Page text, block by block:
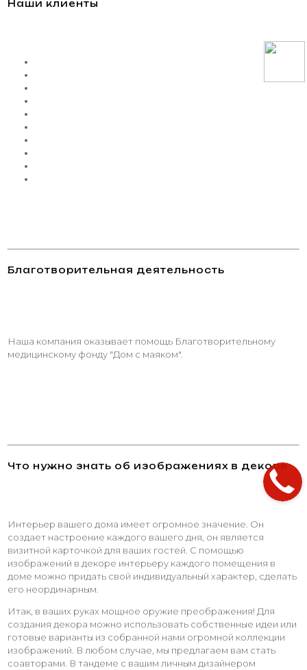
Наши клиенты
Благотворительная деятельность
Наша компания оказывает помощь Благотворительному
медицинскому фонду "Дом с маяком".
Что нужно знать об изображениях в декоре
Интерьер вашего дома имеет огромное значение. Он
создает настроение каждого вашего дня, он является
визитной карточкой для ваших гостей. С помощью
изображений в декоре интерьеру каждого помещения в
доме можно придать свой индивидуальный характер, сделать
его неординарным.
Итак, в ваших руках мощное оружие преображения! Для
создания декора можно использовать собственные идеи или
готовые варианты из собранной нами огромной коллекции
изображений. В любом случае, мы предлагаем вам стать
соавторами. В тандеме с вашим личным дизайнером